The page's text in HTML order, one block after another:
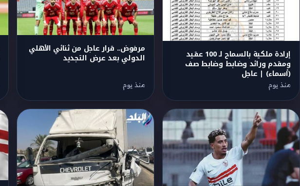
إرادة ملكية بالسماح لـ 100 عقيد
ومقدم ورائد وضابط وضابط صف
(أسماء) | عاجل
منذ يوم
مرفوض.. قرار عاجل من ثنائي الأهلي
الدولي بعد عرض التجديد
منذ يوم